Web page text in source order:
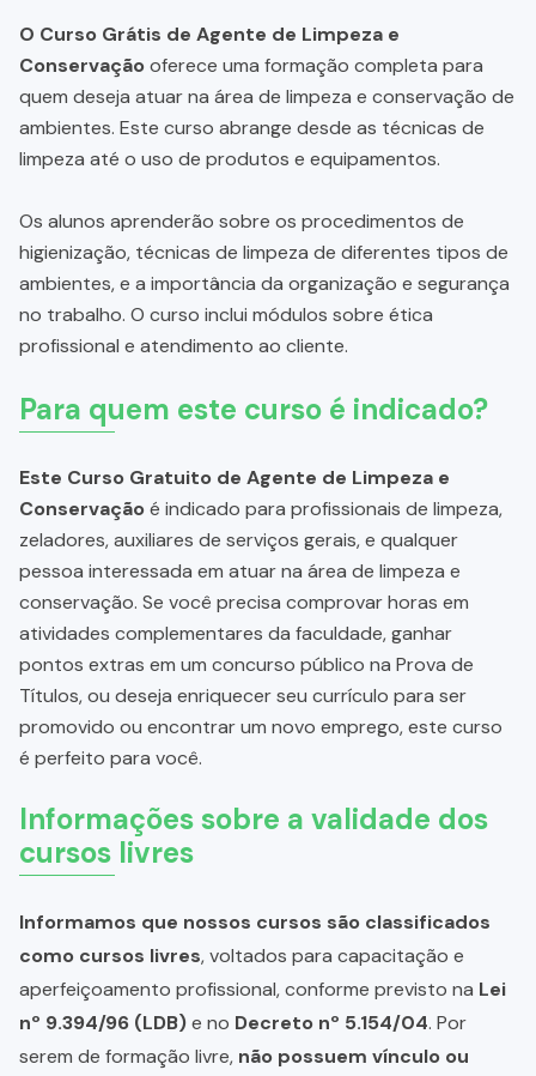
O Curso Grátis de Agente de Limpeza e
Conservaçãooferece uma formação completa para
quem deseja atuar na área de limpeza e conservação de
ambientes. Este curso abrange desde as técnicas de
limpeza até o uso de produtos e equipamentos.
Os alunos aprenderão sobre os procedimentos de
higienização, técnicas de limpeza de diferentes tipos de
ambientes, e a importância da organização e segurança
no trabalho. O curso inclui módulos sobre ética
profissional e atendimento ao cliente.
Para quem este curso é indicado?
Este Curso Gratuito de Agente de Limpeza e
Conservaçãoé indicado para profissionais de limpeza,
zeladores, auxiliares de serviços gerais, e qualquer
pessoa interessada em atuar na área de limpeza e
conservação. Se você precisa comprovar horas em
atividades complementares da faculdade, ganhar
pontos extras em um concurso público na Prova de
Títulos, ou deseja enriquecer seu currículo para ser
promovido ou encontrar um novo emprego, este curso
é perfeito para você.
Informações sobre a validade dos
cursos livres
Informamos que nossos cursos são classificados
como cursos livres, voltados para capacitação e
aperfeiçoamento profissional, conforme previsto na Lei
nº 9.394/96 (LDB)e no Decreto nº 5.154/04. Por
serem de formação livre, não possuem vínculo ou